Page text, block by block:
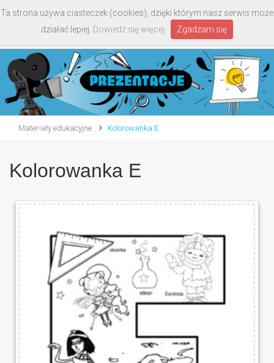
Materiały edukacyjne Kolorowanka E
Kolorowanka E
Ta strona używa ciasteczek (cookies), dzięki którym nasz serwis może
działać lepiej. Dowiedz się więcej Zgadzam się